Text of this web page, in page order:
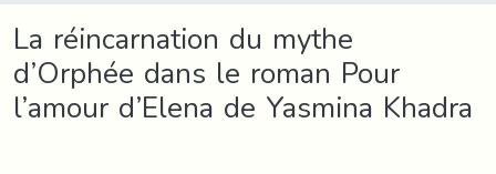
La réincarnation du mythe
d’Orphée dans le roman Pour
l’amour d’Elena de Yasmina Khadra